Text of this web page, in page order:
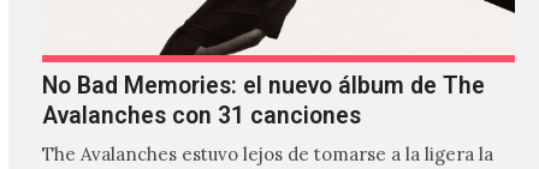
No Bad Memories: el nuevo álbum de The
Avalanches con 31 canciones
The Avalanches estuvo lejos de tomarse a la ligera la